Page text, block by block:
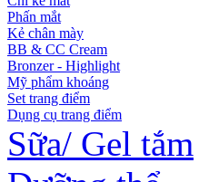
Phấn mắt
Kẻ chân mày
BB & CC Cream
Bronzer - Highlight
Mỹ phẩm khoáng
Set trang điểm
Dụng cụ trang điểm
Sữa/ Gel tắm